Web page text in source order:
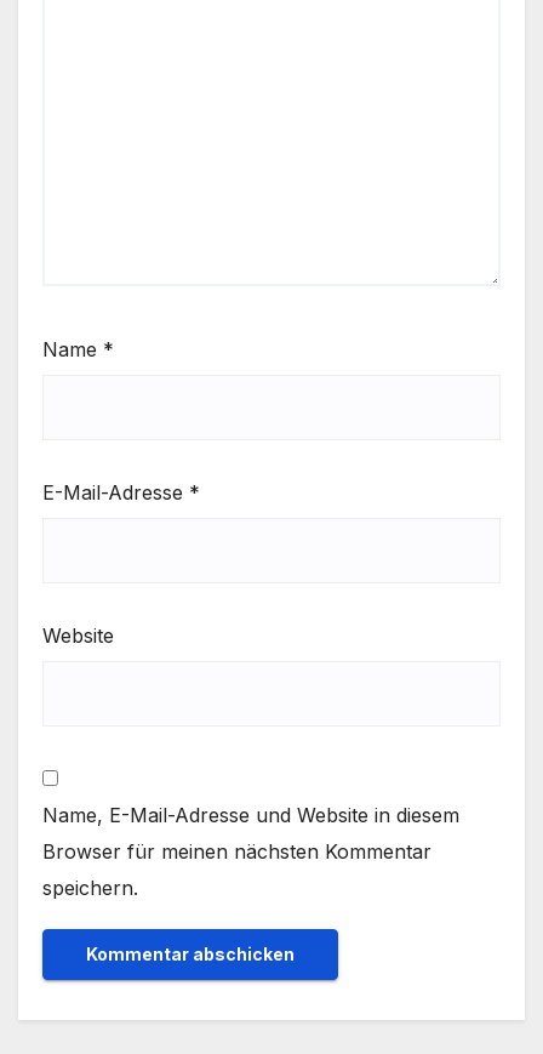
Name *
E-Mail-Adresse *
Website
Name, E-Mail-Adresse und Website in diesem
Browser für meinen nächsten Kommentar
speichern.